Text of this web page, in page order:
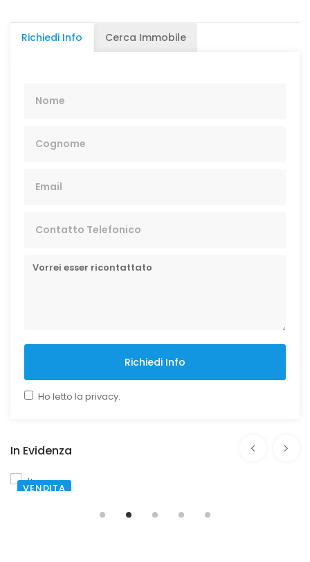
Richiedi Info Cerca Immobile
Richiedi Info
Ho letto la privacy.
In Evidenza
AFFITTO